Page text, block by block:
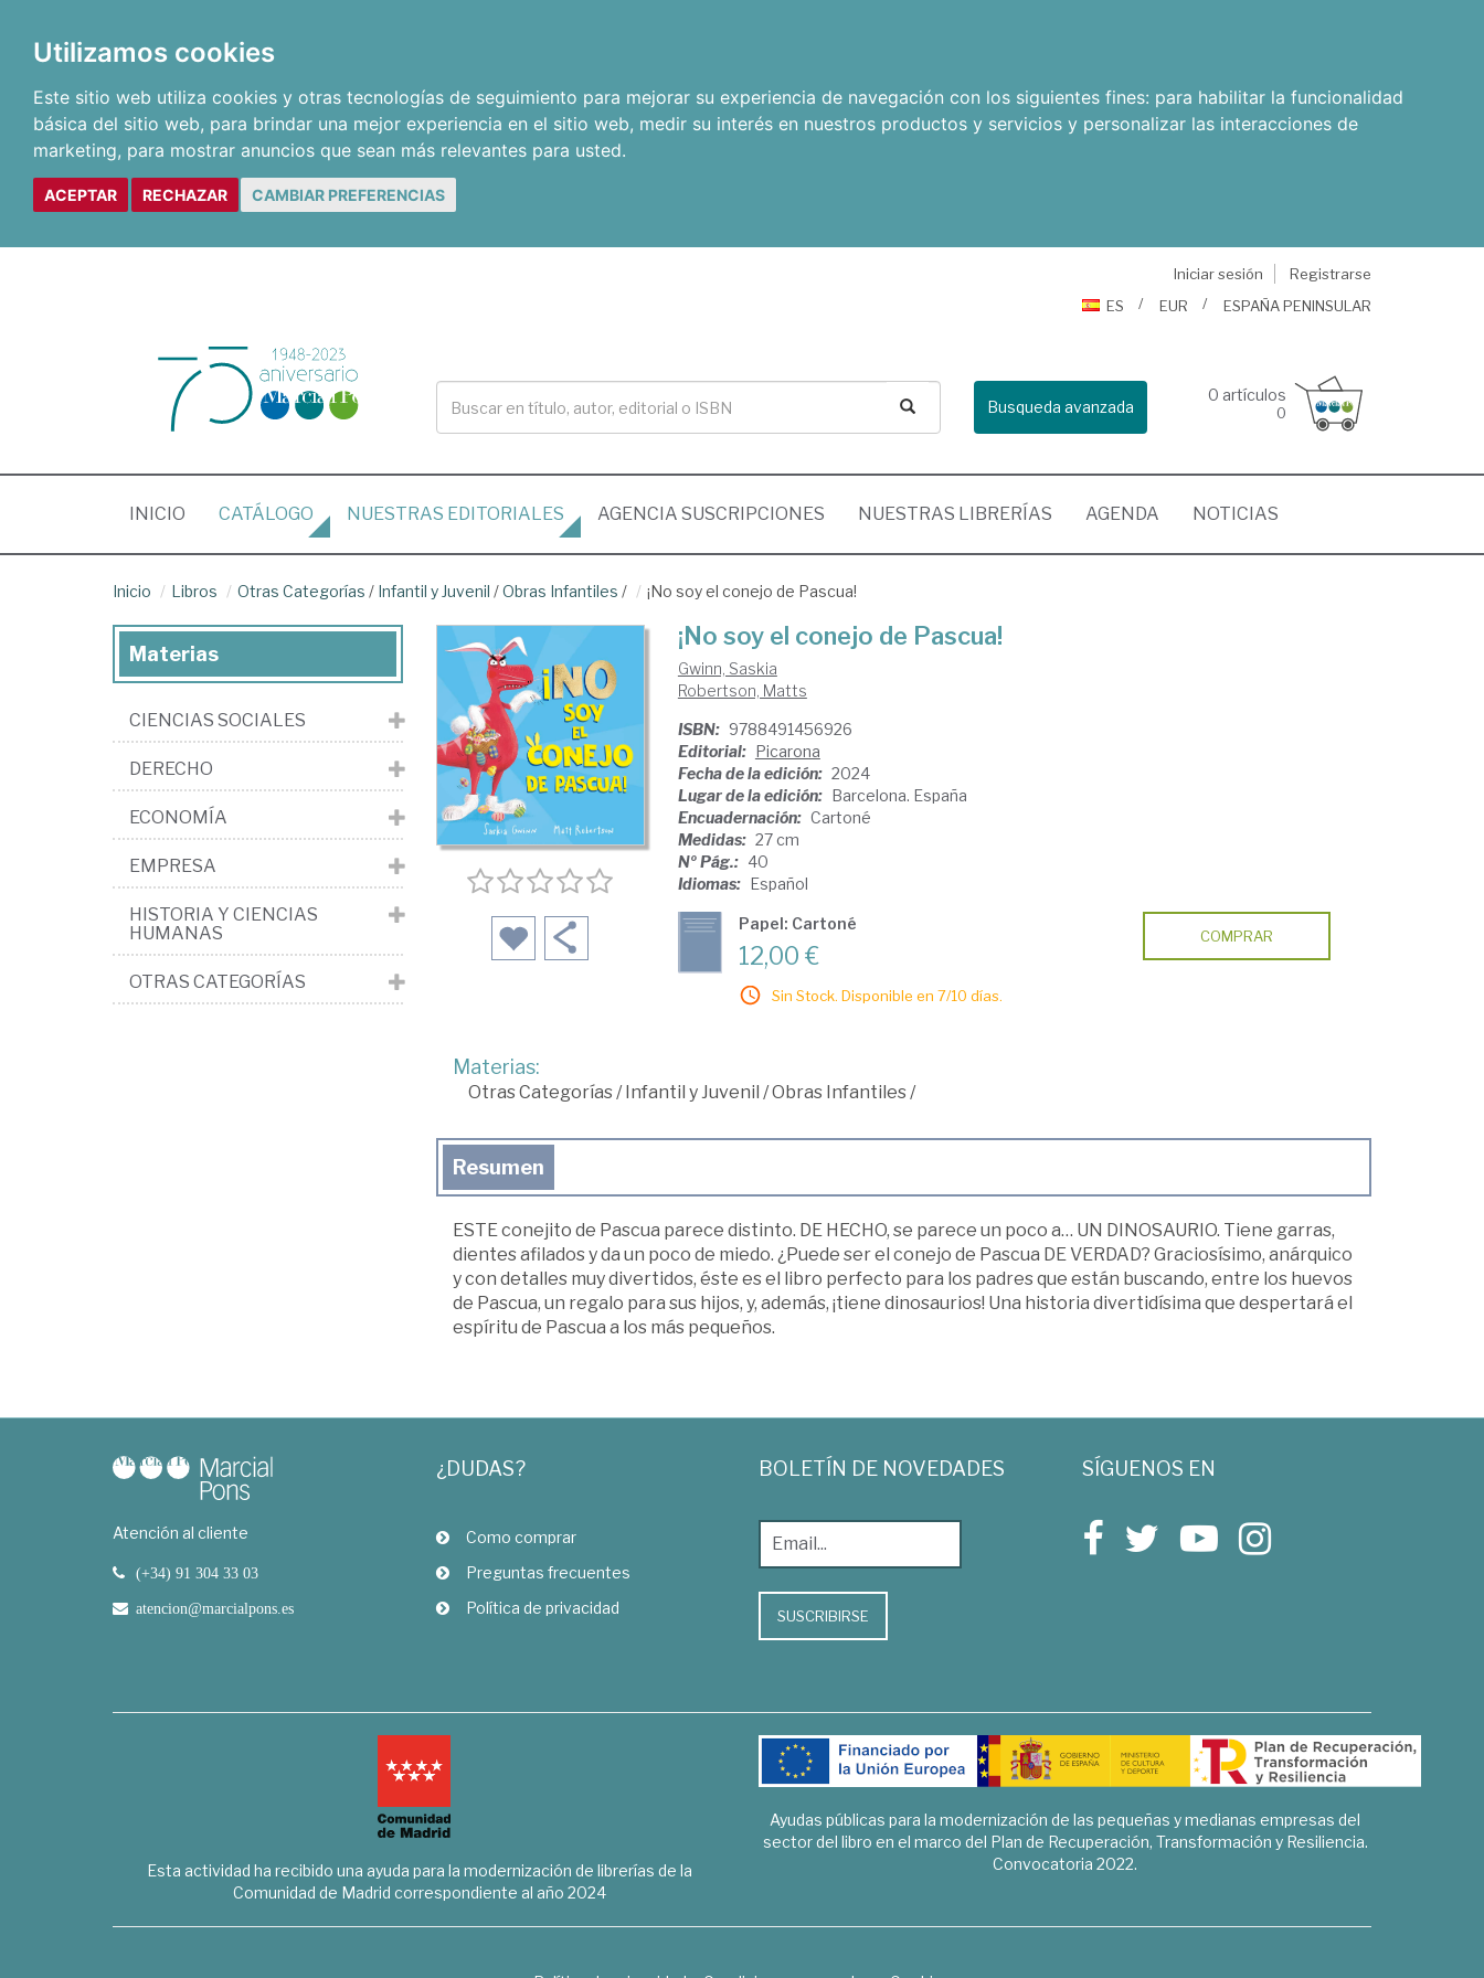
Utilizamos cookies
Este sitio web utiliza cookies y otras tecnologías de seguimiento para mejorar su experiencia de navegación con los siguientes fines: para habilitar la funcionalidad
básica del sitio web, para brindar una mejor experiencia en el sitio web, medir su interés en nuestros productos y servicios y personalizar las interacciones de
marketing, para mostrar anuncios que sean más relevantes para usted.
ACEPTAR RECHAZAR CAMBIAR PREFERENCIAS
Iniciar sesión
Registrarse
ES
EUR ESPAÑA PENINSULAR
Busqueda avanzada
0 artículos
0
INICIO (CURRENT)
CATÁLOGO NUESTRAS EDITORIALES AGENCIA SUSCRIPCIONES NUESTRAS LIBRERÍAS AGENDA NOTICIAS
Inicio Libros Otras Categorías / Infantil y Juvenil /Obras Infantiles / ¡No soy el conejo de Pascua!
¡No soy el conejo de Pascua!
Gwinn, Saskia
Robertson, Matts
ISBN: 9788491456926
Editorial: Picarona
Fecha de la edición: 2024
Lugar de la edición: Barcelona. España
Encuadernación: Cartoné
Medidas: 27 cm
Nº Pág.: 40
Idiomas: Español
Papel: Cartoné
12,00 €
Sin Stock. Disponible en 7/10 días.
COMPRAR
Materias:
Otras Categorías/Infantil y Juvenil /Obras Infantiles/
Resumen
ESTE conejito de Pascua parece distinto. DE HECHO, se parece un poco a… UN DINOSAURIO. Tiene garras,
dientes afilados y da un poco de miedo. ¿Puede ser el conejo de Pascua DE VERDAD? Graciosísimo, anárquico
y con detalles muy divertidos, éste es el libro perfecto para los padres que están buscando, entre los huevos
de Pascua, un regalo para sus hijos, y, además, ¡tiene dinosaurios! Una historia divertidísima que despertará el
espíritu de Pascua a los más pequeños.
Materias
CIENCIAS SOCIALES
DERECHO
ECONOMÍA
EMPRESA
HISTORIA Y CIENCIAS
HUMANAS
OTRAS CATEGORÍAS
Atención al cliente
(+34) 91 304 33 03
atencion@marcialpons.es
¿DUDAS?
Como comprar
Preguntas frecuentes
Política de privacidad
BOLETÍN DE NOVEDADES
SUSCRIBIRSE
SÍGUENOS EN
Esta actividad ha recibido una ayuda para la modernización de librerías de la
Comunidad de Madrid correspondiente al año 2024
Ayudas públicas para la modernización de las pequeñas y medianas empresas del
sector del libro en el marco del Plan de Recuperación, Transformación y Resiliencia.
Convocatoria 2022.